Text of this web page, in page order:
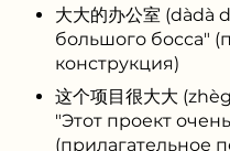
大大的办公室
большого босса"
конструкция)
这个项目很大大
"Этот проект
(прилагательное